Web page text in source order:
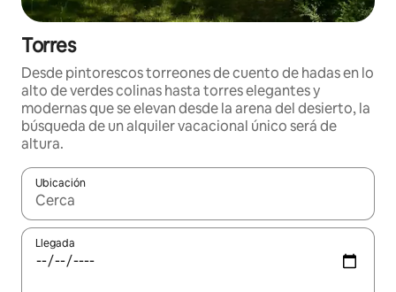
Torres
Desde pintorescos torreones de cuento de hadas en lo
alto de verdes colinas hasta torres elegantes y
modernas que se elevan desde la arena del desierto, la
búsqueda de un alquiler vacacional único será de
altura.
Ubicación
Cuando los resultados estén disponibles, navega con las
Llegada